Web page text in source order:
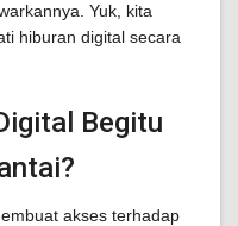
Yuk, kita
hiburan digital secara
Begitu
akses terhadap